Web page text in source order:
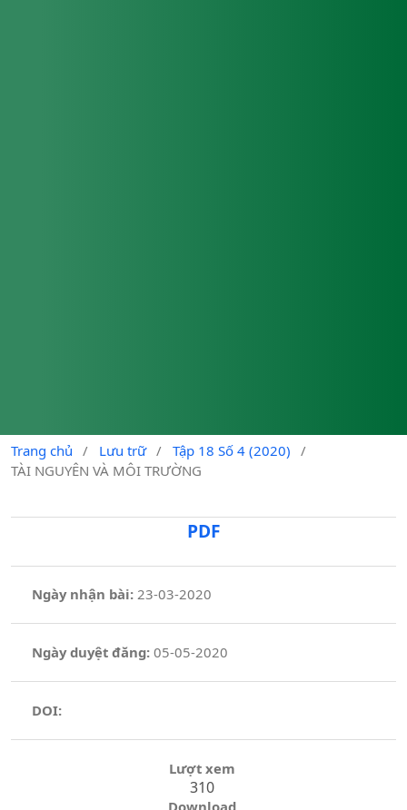
Trang chủ / Lưu trữ / Tập 18 Số 4 (2020)
/
TÀI NGUYÊN VÀ MÔI TRƯỜNG
PDF
Ngày nhận bài: 23-03-2020
Ngày duyệt đăng:05-05-2020
DOI:
Lượt xem
310
Download